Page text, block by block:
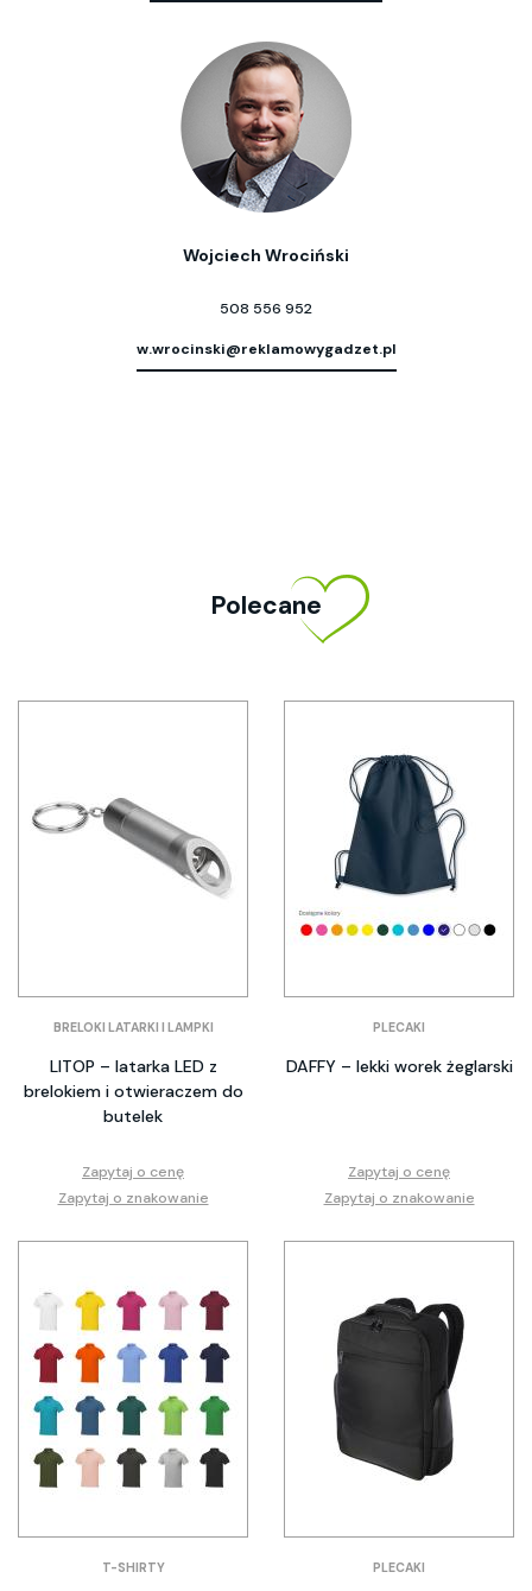
Wojciech Wrociński
508 556 952
w.wrocinski@reklamowygadzet.pl
Polecane
BRELOKI LATARKI I LAMPKI
LITOP – latarka LED z
brelokiem i otwieraczem do
butelek
Zapytaj o cenę
Zapytaj o znakowanie
PLECAKI
DAFFY – lekki worek żeglarski
Zapytaj o cenę
Zapytaj o znakowanie
T-SHIRTY PLECAKI